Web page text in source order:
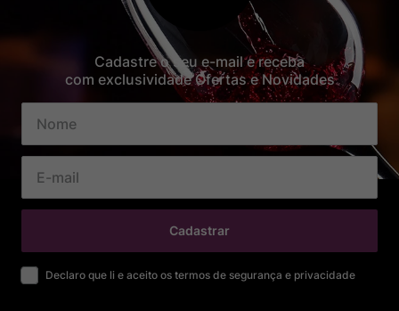
Cadastre o seu e-mail e receba
com exclusividade Ofertas e Novidades
Cadastrar
Declaro que li e aceito os termos de segurança e privacidade